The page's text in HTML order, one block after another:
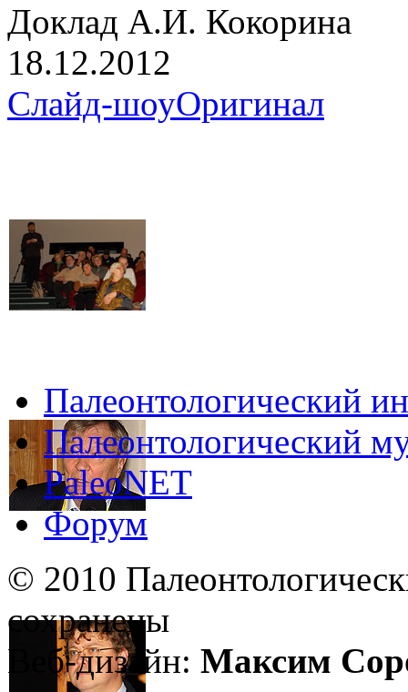
Доклад А.И. Кокорина
18.12.2012
Слайд-шоуОригинал
Палеонтологический
Палеонтологический
PaleoNET
Форум
© 2010
сохранены
Веб-дизайн: Максим